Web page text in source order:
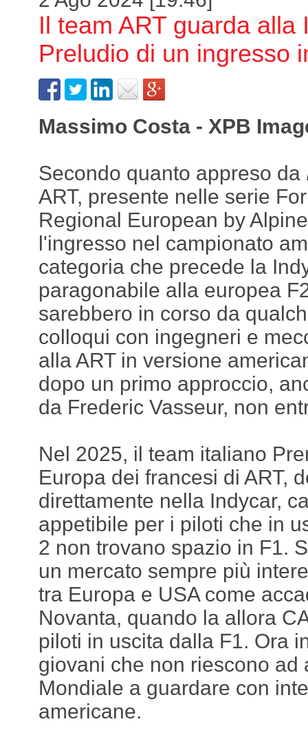
Il team ART guarda alla
Preludio di un ingresso
Massimo Costa - XPB
Secondo quanto appreso da
ART, presente nelle serie
Regional European by
l'ingresso nel campionato
categoria che precede la
paragonabile alla europea
sarebbero in corso da
colloqui con ingegneri e
alla ART in versione
dopo un primo approccio,
da Frederic Vasseur, non
Nel 2025, il team italiano
Europa dei francesi di ART,
direttamente nella Indycar,
appetibile per i piloti che in
2 non trovano spazio in F1.
un mercato sempre più
tra Europa e USA come
Novanta, quando la allora
piloti in uscita dalla F1. Ora
giovani che non riescono ad
Mondiale a guardare con
americane.